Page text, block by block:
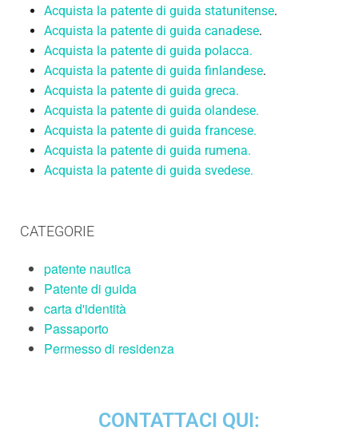
Acquista la patente di guida statunitense.
Acquista la patente di guida canadese.
Acquista la patente di guida polacca.
Acquista la patente di guida finlandese.
Acquista la patente di guida greca.
Acquista la patente di guida olandese.
Acquista la patente di guida francese.
Acquista la patente di guida rumena.
Acquista la patente di guida svedese.
CATEGORIE
patente nautica
Patente di guida
carta d'identità
Passaporto
Permesso di residenza
CONTATTACI QUI: